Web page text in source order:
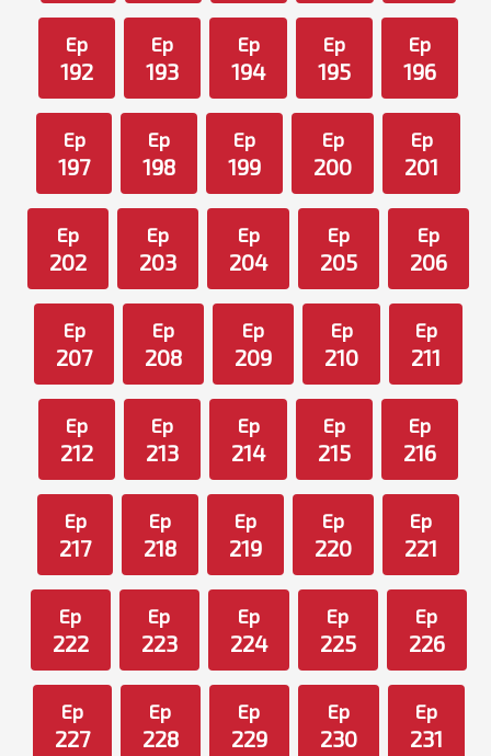
Ep
192
Ep
193
Ep
194
Ep
195
Ep
196
Ep
197
Ep
198
Ep
199
Ep
200
Ep
201
Ep
202
Ep
203
Ep
204
Ep
205
Ep
206
Ep
207
Ep
208
Ep
209
Ep
210
Ep
211
Ep
212
Ep
213
Ep
214
Ep
215
Ep
216
Ep
217
Ep
218
Ep
219
Ep
220
Ep
221
Ep
222
Ep
223
Ep
224
Ep
225
Ep
226
Ep
227
Ep
228
Ep
229
Ep
230
Ep
231